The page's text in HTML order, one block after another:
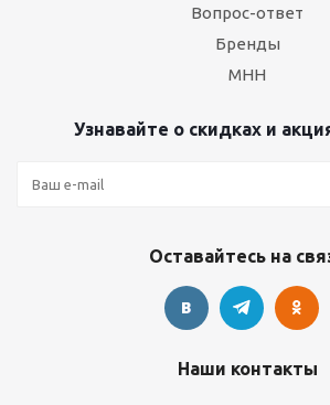
Вопрос-ответ
Бренды
МНН
Узнавайте о скидках и
Оставайтесь на
Наши контакты